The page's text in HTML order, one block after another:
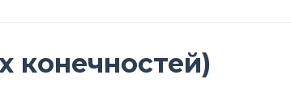
конечностей)